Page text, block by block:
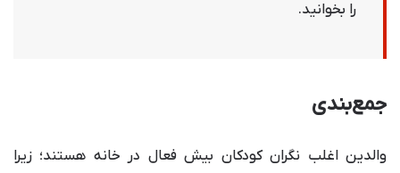
را بخوانید.
جمع‌بندی
والدین اغلب نگران کودکان بیش فعال در خانه هستند؛ زیرا